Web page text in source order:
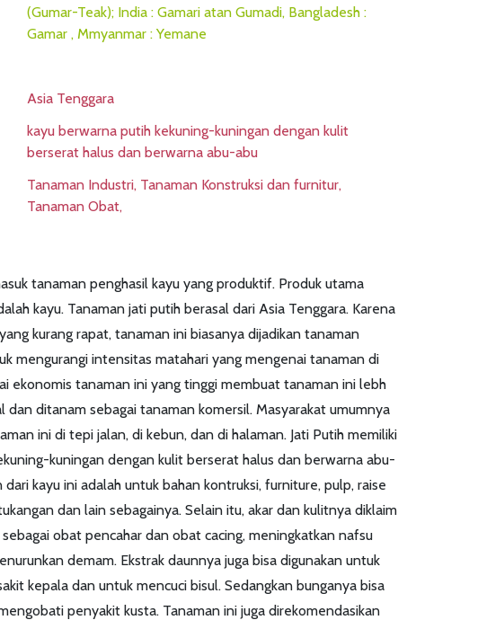
(Gumar-Teak); India : Gamari atan Gumadi, Bangladesh :
Gamar , Mmyanmar : Yemane
Asia Tenggara
kayu berwarna putih kekuning-kuningan dengan kulit
berserat halus dan berwarna abu-abu
Tanaman Industri, Tanaman Konstruksi dan furnitur,
Tanaman Obat,
tanaman penghasil kayu yang produktif. Produk utama
kayu. Tanaman jati putih berasal dari Asia Tenggara. Karena
kurang rapat, tanaman ini biasanya dijadikan tanaman
mengurangi intensitas matahari yang mengenai tanaman di
ekonomis tanaman ini yang tinggi membuat tanaman ini lebh
dan ditanam sebagai tanaman komersil. Masyarakat umumnya
ini di tepi jalan, di kebun, dan di halaman. Jati Putih memiliki
kuningan dengan kulit berserat halus dan berwarna abu-
dari kayu ini adalah untuk bahan kontruksi, furniture, pulp, raise
dan lain sebagainya. Selain itu, akar dan kulitnya diklaim
obat pencahar dan obat cacing, meningkatkan nafsu
demam. Ekstrak daunnya juga bisa digunakan untuk
kepala dan untuk mencuci bisul. Sedangkan bunganya bisa
penyakit kusta. Tanaman ini juga direkomendasikan